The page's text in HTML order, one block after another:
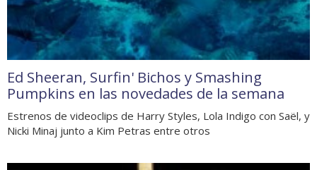
Ed Sheeran, Surfin' Bichos y Smashing
Pumpkins en las novedades de la semana
Estrenos de videoclips de Harry Styles, Lola Indigo con Saël, y
Nicki Minaj junto a Kim Petras entre otros